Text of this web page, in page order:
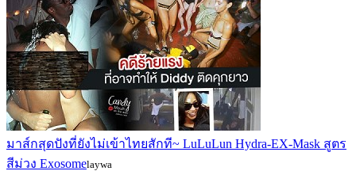
มาส์กสุดปังที่ยังไม่เข้าไทยสักที~ LuLuLun Hydra-EX-Mask สูตร
สีม่วง Exosomelaywa